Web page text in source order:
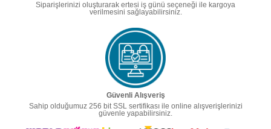
Siparişlerinizi oluşturarak ertesi iş günü seçeneği ile kargoya
verilmesini sağlayabilirsiniz.
Güvenli Alışveriş
Sahip olduğumuz 256 bit SSL sertifikası ile online alışverişlerinizi
güvenle yapabilirsiniz.